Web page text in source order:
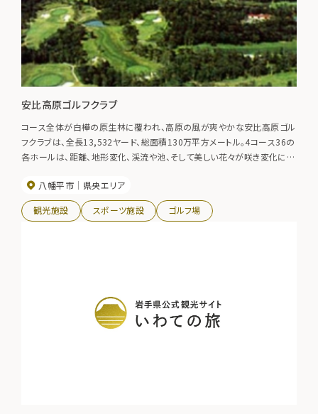
安比高原ゴルフクラブ
コース全体が白樺の原生林に覆われ、高原の風が爽やかな安比高原ゴル
フクラブは、全長13,532ヤード、総面積130万平方メートル。4コース36の
各ホールは、距離、地形変化、渓流や池、そして美しい花々が咲き変化に富
醐味を堪能できるコース。
八幡平市 県央エリア
観光施設 スポーツ施設 ゴルフ場